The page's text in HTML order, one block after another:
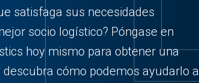
satisfaga sus necesidades
socio logístico? Póngase en
hoy mismo para obtener una
cómo podemos ayudarlo a